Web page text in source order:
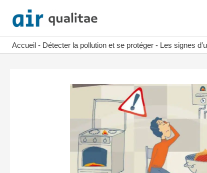
contenu
Accueil - Détecter la pollution et se protéger - Les signes